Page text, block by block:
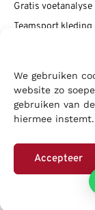
We gebruiken
website zo
gebruiken van
hiermee instemt.
Accepteer
Gratis voetanalyse
Teamsport kleding
Vacatures
Blogs
LOWA|Adidas|